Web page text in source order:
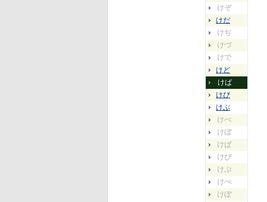
けぞ
けだ
けぢ
けづ
けで
けど
けば
けび
けぶ
けべ
けぼ
けぱ
けぴ
けぷ
けぺ
けぽ